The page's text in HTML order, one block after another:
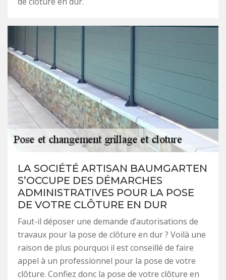
LA SOCIÉTÉ ARTISAN BAUMGARTEN
S’OCCUPE DES DÉMARCHES
ADMINISTRATIVES POUR LA POSE
DE VOTRE CLÔTURE EN DUR
Faut-il déposer une demande d’autorisations de
travaux pour la pose de clôture en dur ? Voilà une
raison de plus pourquoi il est conseillé de faire
appel à un professionnel pour la pose de votre
clôture. Confiez donc la pose de votre clôture en